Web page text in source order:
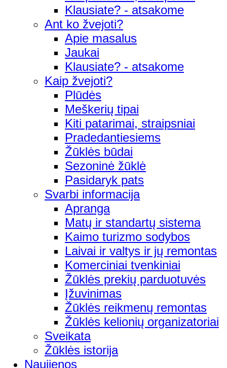
Klausiate? - atsakome
Ant ko žvejoti?
Apie masalus
Jaukai
Klausiate? - atsakome
Kaip žvejoti?
Plūdės
Meškerių tipai
Kiti patarimai, straipsniai
Pradedantiesiems
Žūklės būdai
Sezoninė žūklė
Pasidaryk pats
Svarbi informacija
Apranga
Matų ir standartų sistema
Kaimo turizmo sodybos
Laivai ir valtys ir jų remontas
Komerciniai tvenkiniai
Žūklės prekių parduotuvės
Įžuvinimas
Žūklės reikmenų remontas
Žūklės kelionių organizatoriai
Sveikata
Žūklės istorija
Naujienos